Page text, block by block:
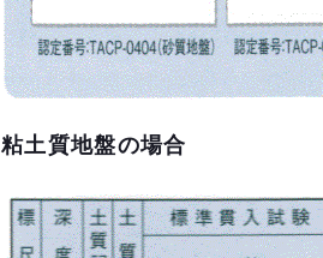
粘土質地盤の場合